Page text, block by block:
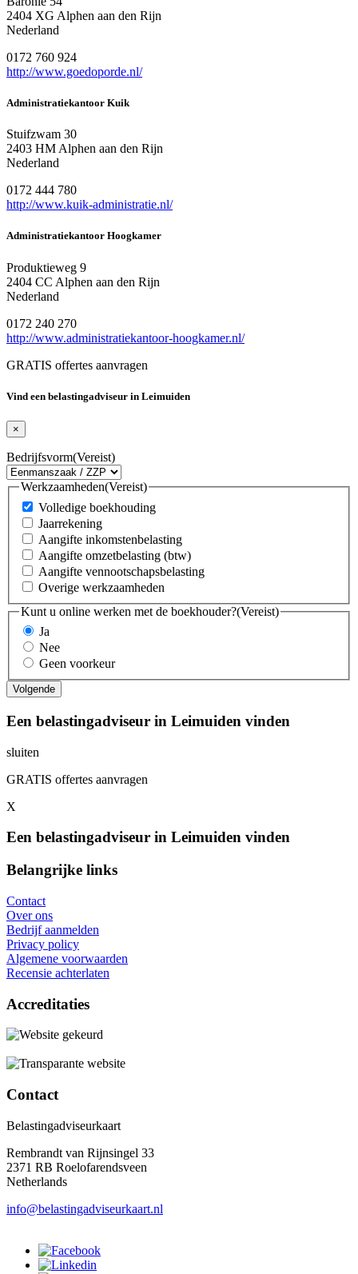
2404 XG Alphen aan den Rijn
Nederland
0172 760 924
http://www.goedoporde.nl/
Administratiekantoor Kuik
Stuifzwam 30
2403 HM Alphen aan den Rijn
Nederland
0172 444 780
http://www.kuik-administratie.nl/
Administratiekantoor Hoogkamer
Produktieweg 9
2404 CC Alphen aan den Rijn
Nederland
0172 240 270
http://www.administratiekantoor-hoogkamer.nl/
GRATIS offertes aanvragen
Vind een belastingadviseur in Leimuiden
×
Bedrijfsvorm(Vereist)
Werkzaamheden(Vereist)
Volledige boekhouding
Jaarrekening
Aangifte inkomstenbelasting
Aangifte omzetbelasting (btw)
Aangifte vennootschapsbelasting
Overige werkzaamheden
Kunt u online werken met de boekhouder?(Vereist)
Ja
Nee
Geen voorkeur
Een belastingadviseur in Leimuiden vinden
sluiten
GRATIS offertes aanvragen
X
Een belastingadviseur in Leimuiden vinden
Belangrijke links
Contact
Over ons
Bedrijf aanmelden
Privacy policy
Algemene voorwaarden
Recensie achterlaten
Accreditaties
Contact
Belastingadviseurkaart
Rembrandt van Rijnsingel 33
2371 RB Roelofarendsveen
Netherlands
info@belastingadviseurkaart.nl